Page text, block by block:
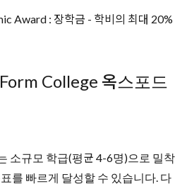
Award : 장학금 - 학비의 최대 20%
College 옥스포드
소규모 학급(평균 4-6명)으로 밀착
를 빠르게 달성할 수 있습니다. 다